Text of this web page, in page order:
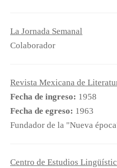
La Jornada Semanal
Colaborador
Revista Mexicana de
Fecha de ingreso: 1958
Fecha de egreso: 1963
Fundador de la "Nueva
Centro de Estudios